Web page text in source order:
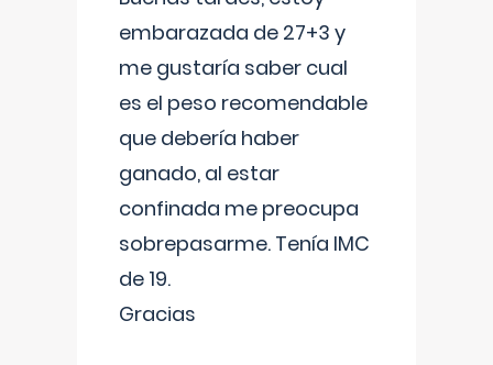
embarazada de 27+3 y
me gustaría saber cual
es el peso recomendable
que debería haber
ganado, al estar
confinada me preocupa
sobrepasarme. Tenía IMC
de 19.
Gracias